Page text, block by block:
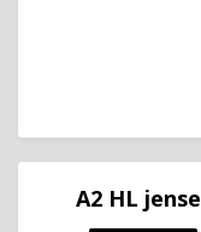
A2 HL jense